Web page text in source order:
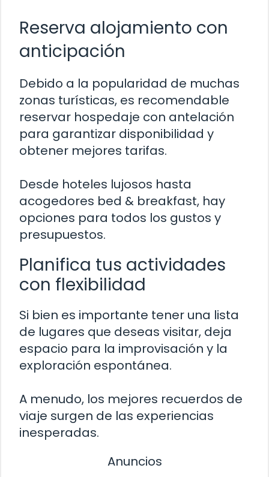
Reserva alojamiento con
anticipación
Debido a la popularidad de muchas
zonas turísticas, es recomendable
reservar hospedaje con antelación
para garantizar disponibilidad y
obtener mejores tarifas.
Desde hoteles lujosos hasta
acogedores bed & breakfast, hay
opciones para todos los gustos y
presupuestos.
Planifica tus actividades
con flexibilidad
Si bien es importante tener una lista
de lugares que deseas visitar, deja
espacio para la improvisación y la
exploración espontánea.
A menudo, los mejores recuerdos de
viaje surgen de las experiencias
inesperadas.
Anuncios